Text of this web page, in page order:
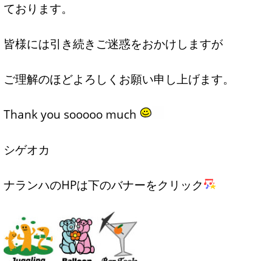
ております。
皆様には引き続きご迷惑をおかけしますが
ご理解のほどよろしくお願い申し上げます。
Thank you sooooo much
シゲオカ
ナランハのHPは下のバナーをクリック